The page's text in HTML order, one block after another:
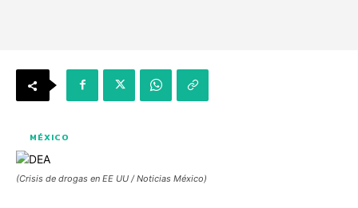
MÉXICO
(Crisis de drogas en EE UU / Noticias México)